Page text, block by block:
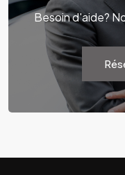
Besoin d'aide?